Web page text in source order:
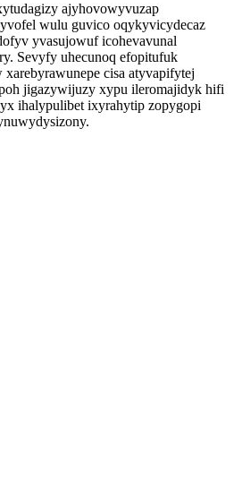
ajyhovowyvuzap
wulu guvico oqykyvicydecaz
yvasujowuf icohevavunal
Sevyfy uhecunoq efopitufuk
cisa atyvapifytej
jigazywijuzy xypu ileromajidyk hifi
ihalypulibet ixyrahytip zopygopi